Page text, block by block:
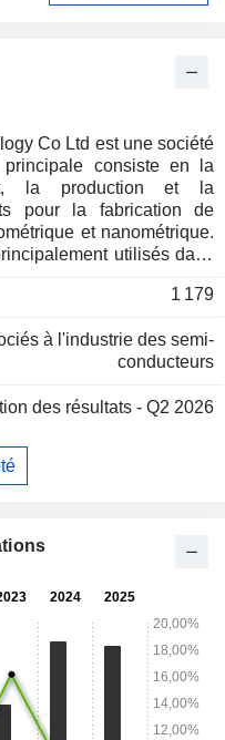
Co Ltd est une société
consiste en la
la production et la
pour la fabrication de
et nanométrique.
utilisés dans
des semi-conducteurs
iTomic et les systèmes
(CVD) de la série
ALD par lots de
à haute température et
et d’autres. La société
1 179
à l'industrie des semi-
conducteurs
des résultats - Q2 2026